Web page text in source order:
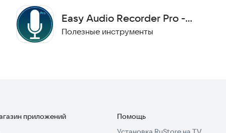
важные слова!
время. Присоединяйтесь к тысячам тех, кто уже
Easy Audio Recorder Pro -
Voice Recorder
Полезные инструменты
приложений
Помощь